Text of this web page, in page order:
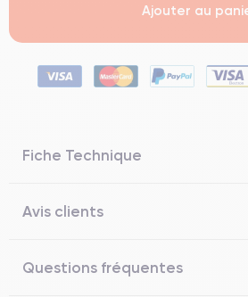
Ajouter au
Fiche Technique
Avis clients
Questions fréquentes